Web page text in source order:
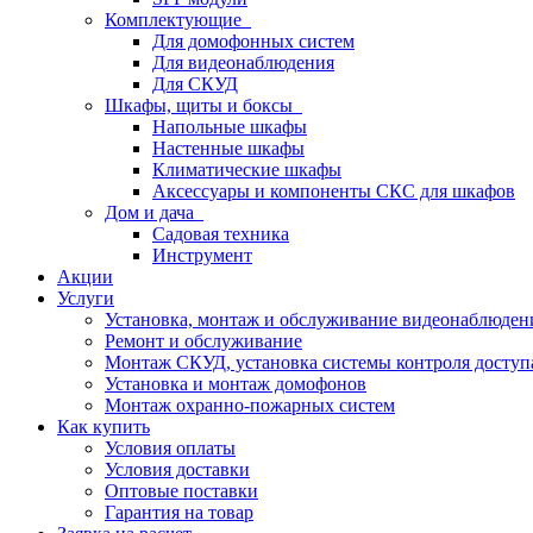
Комплектующие
Для домофонных систем
Для видеонаблюдения
Для СКУД
Шкафы, щиты и боксы
Напольные шкафы
Настенные шкафы
Климатические шкафы
Аксессуары и компоненты СКС для шкафов
Дом и дача
Садовая техника
Инструмент
Акции
Услуги
Установка, монтаж и обслуживание
Ремонт и обслуживание
Монтаж СКУД, установка системы контроля
Установка и монтаж домофонов
Монтаж охранно-пожарных систем
Как купить
Условия оплаты
Условия доставки
Оптовые поставки
Гарантия на товар